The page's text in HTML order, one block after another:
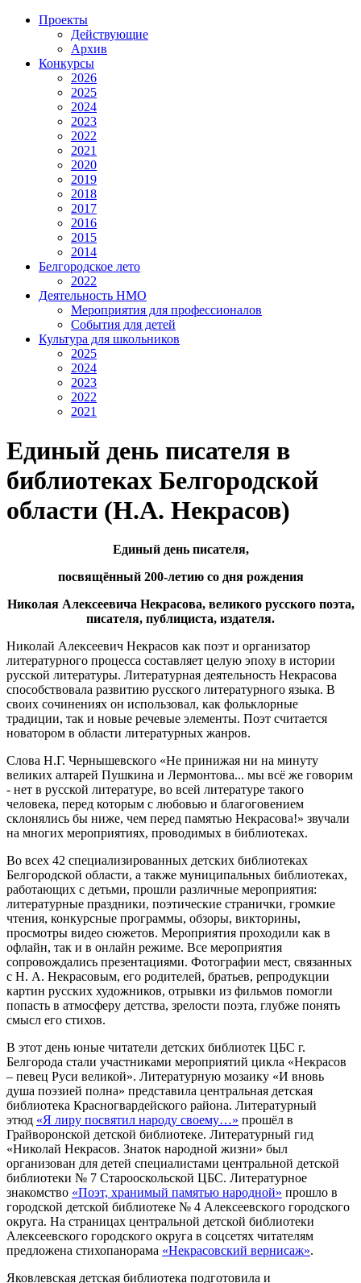
Проекты
Действующие
Архив
Конкурсы
2026
2025
2024
2023
2022
2021
2020
2019
2018
2017
2016
2015
2014
Белгородское лето
2022
Деятельность НМО
Мероприятия для профессионалов
События для детей
Культура для школьников
2025
2024
2023
2022
2021
Единый день писателя в
библиотеках Белгородской
области (Н.А. Некрасов)
Единый день писателя,
посвящённый 200-летию со дня рождения
Николая Алексеевича Некрасова, великого русского поэта,
писателя, публициста, издателя.
Николай Алексеевич Некрасов как поэт и организатор
литературного процесса составляет целую эпоху в истории
русской литературы. Литературная деятельность Некрасова
способствовала развитию русского литературного языка. В
своих сочинениях он использовал, как фольклорные
традиции, так и новые речевые элементы. Поэт считается
новатором в области литературных жанров.
Слова Н.Г. Чернышевского «Не принижая ни на минуту
великих алтарей Пушкина и Лермонтова... мы всё же говорим
- нет в русской литературе, во всей литературе такого
человека, перед которым с любовью и благоговением
склонялись бы ниже, чем перед памятью Некрасова!» звучали
на многих мероприятиях, проводимых в библиотеках.
Во всех 42 специализированных детских библиотеках
Белгородской области, а также муниципальных библиотеках,
работающих с детьми, прошли различные мероприятия:
литературные праздники, поэтические странички, громкие
чтения, конкурсные программы, обзоры, викторины,
просмотры видео сюжетов. Мероприятия проходили как в
офлайн, так и в онлайн режиме. Все мероприятия
сопровождались презентациями. Фотографии мест, связанных
с Н. А. Некрасовым, его родителей, братьев, репродукции
картин русских художников, отрывки из фильмов помогли
попасть в атмосферу детства, зрелости поэта, глубже понять
смысл его стихов.
В этот день юные читатели детских библиотек ЦБС г.
Белгорода стали участниками мероприятий цикла «Некрасов
– певец Руси великой». Литературную мозаику «И вновь
душа поэзией полна» представила центральная детская
библиотека Красногвардейского района. Литературный
этюд «Я лиру посвятил народу своему…» прошёл в
Грайворонской детской библиотеке. Литературный гид
«Николай Некрасов. Знаток народной жизни» был
организован для детей специалистами центральной детской
библиотеки № 7 Старооскольской ЦБС. Литературное
знакомство «Поэт, хранимый памятью народной» прошло в
городской детской библиотеке № 4 Алексеевского городского
округа. На страницах центральной детской библиотеки
Алексеевского городского округа в соцсетях читателям
предложена стихопанорама «Некрасовский вернисаж».
Яковлевская детская библиотека подготовила и